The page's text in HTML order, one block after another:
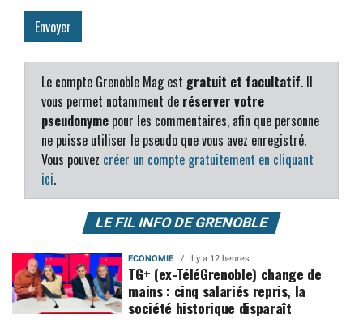
Le compte Grenoble Mag est gratuit et facultatif. Il
vous permet notamment de réserver votre
pseudonyme pour les commentaires, afin que personne
ne puisse utiliser le pseudo que vous avez enregistré.
Vous pouvez créer un compte gratuitement en cliquant
ici.
LE FIL INFO DE GRENOBLE
ECONOMIE Il y a 12 heures
TG+ (ex-TéléGrenoble) change de
mains : cinq salariés repris, la
société historique disparaît